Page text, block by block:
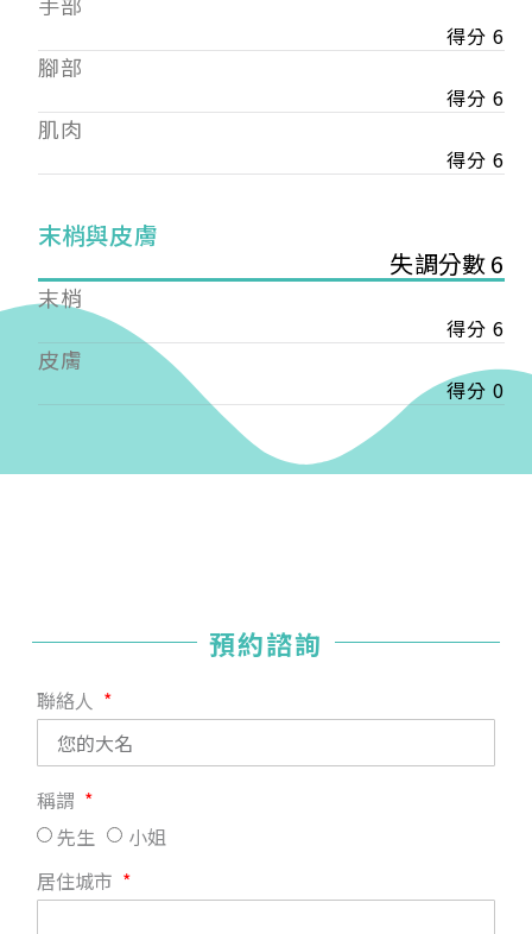
得分 6
腳部
得分 6
肌肉
得分 6
末梢與皮膚
失調分數 6
末梢
得分 6
皮膚
得分 0
預約諮詢
聯絡人
稱謂
先生
小姐
居住城市
會審核通過後即通知您進行繳費，繳費資訊如下
【會費】
個人會員:
入會費新臺幣1200元，於會員入會時繳納；常年會
費1200元，於每年度繳納。
費3000元，於每年度繳納。
戶名: 社團法人台灣自律神經健康培訓暨發展協會
帳號: 003-03-501566-2
銀行: (013) 國泰世華 南京東路分行